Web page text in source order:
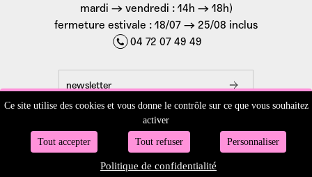
Ce site utilise des cookies et vous donne le contrôle sur ce que vous souhaitez
activer
Tout accepter Tout refuser Personnaliser
Politique de confidentialité
mardi → vendredi : 14h → 18h)
fermeture estivale : 18/07 → 25/08 inclus
04 72 07 49 49
newsletter
équipe & contacts